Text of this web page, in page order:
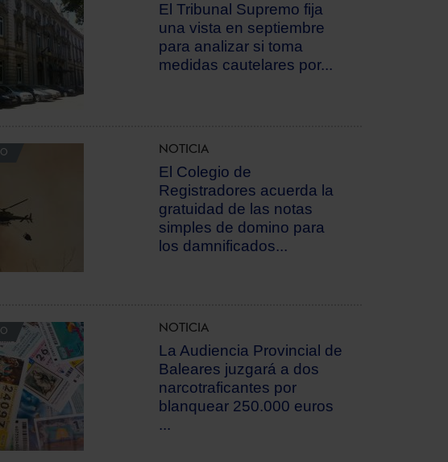
El Tribunal Supremo fija
una vista en septiembre
para analizar si toma
medidas cautelares por...
NOTICIA
El Colegio de
Registradores acuerda la
gratuidad de las notas
simples de domino para
los damnificados...
NOTICIA
La Audiencia Provincial de
Baleares juzgará a dos
narcotraficantes por
blanquear 250.000 euros
...